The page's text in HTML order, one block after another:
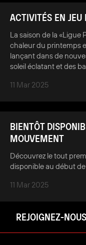
ACTIVITÉS EN
La saison de la «Ligue
chaleur du printemps
lançant dans de
soleil éclatant et des
11 Mar 2025
BIENTÔT
MOUVEMENT
Découvrez le tout
disponible au début
11 Mar 2025
REJOIGNEZ-NOUS